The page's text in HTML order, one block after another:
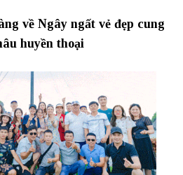
về Ngây ngất vẻ đẹp cung
huyền thoại